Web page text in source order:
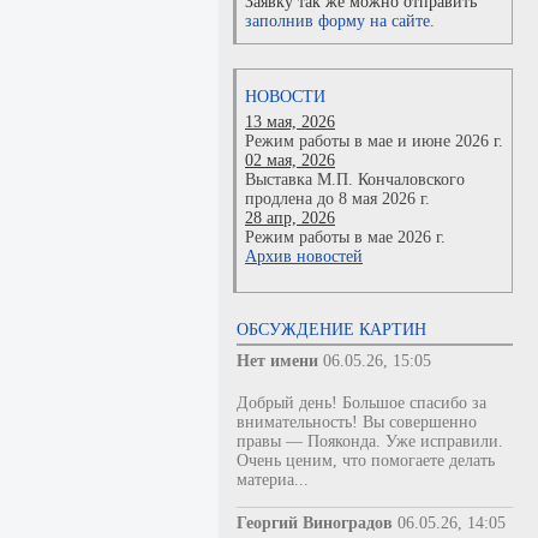
заполнив форму на сайте.
НОВОСТИ
13 мая, 2026
Режим работы в мае и июне 2026 г.
02 мая, 2026
Выставка М.П. Кончаловского
продлена до 8 мая 2026 г.
28 апр, 2026
Режим работы в мае 2026 г.
Архив новостей
ОБСУЖДЕНИЕ КАРТИН
Нет имени 06.05.26, 15:05
Добрый день! Большое спасибо за
внимательность! Вы совершенно
правы — Пояконда. Уже исправили.
Очень ценим, что помогаете делать
материа...
Георгий Виноградов 06.05.26, 14:05